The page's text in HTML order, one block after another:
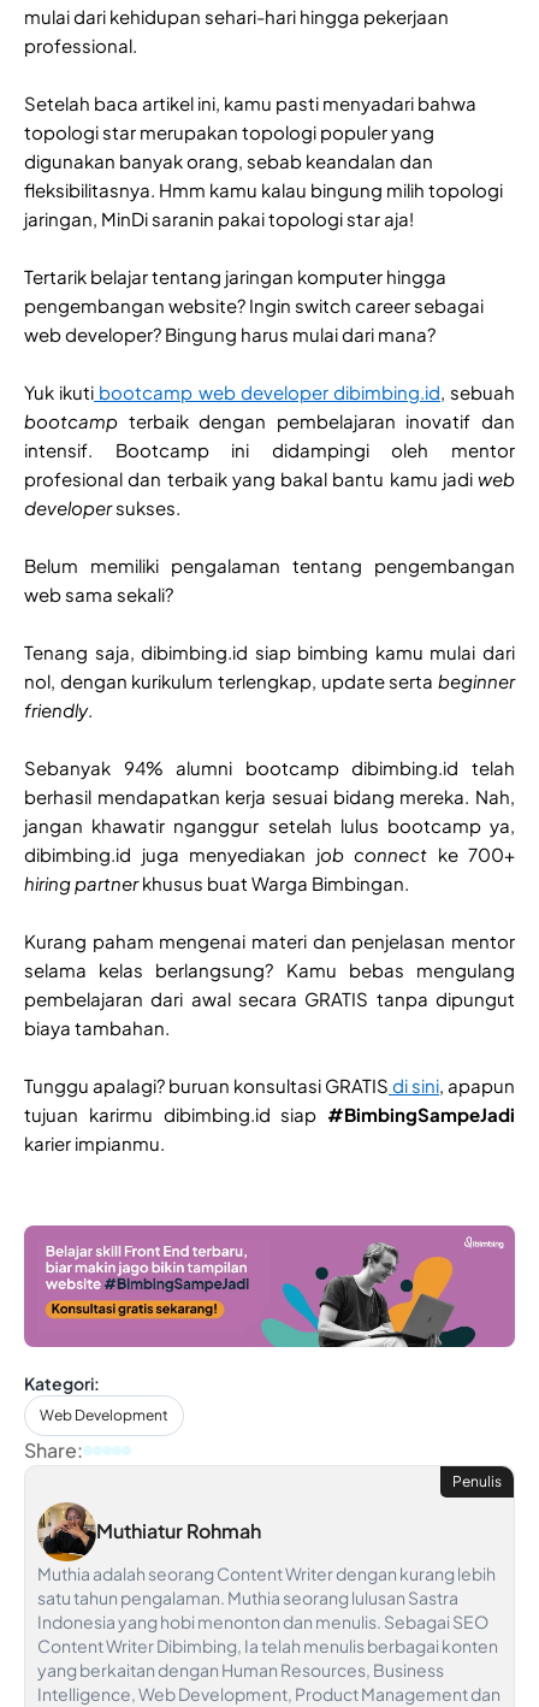
mulai dari kehidupan sehari-hari hingga pekerjaan
professional.
Setelah baca artikel ini, kamu pasti menyadari bahwa
topologi star merupakan topologi populer yang
digunakan banyak orang, sebab keandalan dan
fleksibilitasnya. Hmm kamu kalau bingung milih topologi
jaringan, MinDi saranin pakai topologi star aja!
Tertarik belajar tentang jaringan komputer hingga
pengembangan website? Ingin switch career sebagai
web developer? Bingung harus mulai dari mana?
Yuk ikuti bootcamp web developer dibimbing.id , sebuah
bootcamp terbaik dengan pembelajaran inovatif dan
intensif. Bootcamp ini didampingi oleh mentor
profesional dan terbaik yang bakal bantu kamu jadi web
developersukses.
Belum memiliki pengalaman tentang pengembangan
web sama sekali?
Tenang saja, dibimbing.id siap bimbing kamu mulai dari
nol, dengan kurikulum terlengkap, update serta beginner
friendly.
Sebanyak 94% alumni bootcamp dibimbing.id telah
berhasil mendapatkan kerja sesuai bidang mereka. Nah,
jangan khawatir nganggur setelah lulus bootcamp ya,
dibimbing.id juga menyediakan job connect ke 700+
hiring partnerkhusus buat Warga Bimbingan.
Kurang paham mengenai materi dan penjelasan mentor
selama kelas berlangsung? Kamu bebas mengulang
pembelajaran dari awal secara GRATIS tanpa dipungut
biaya tambahan.
Tunggu apalagi? buruan konsultasi GRATIS di sini , apapun
tujuan karirmu dibimbing.id siap #BimbingSampeJadi
karier impianmu.
Kategori:
Web Development
Share:
Penulis
Muthiatur Rohmah
Muthia adalah seorang Content Writer dengan kurang lebih
satu tahun pengalaman. Muthia seorang lulusan Sastra
Indonesia yang hobi menonton dan menulis. Sebagai SEO
Content Writer Dibimbing, Ia telah menulis berbagai konten
yang berkaitan dengan Human Resources, Business
Intelligence, Web Development, Product Management dan